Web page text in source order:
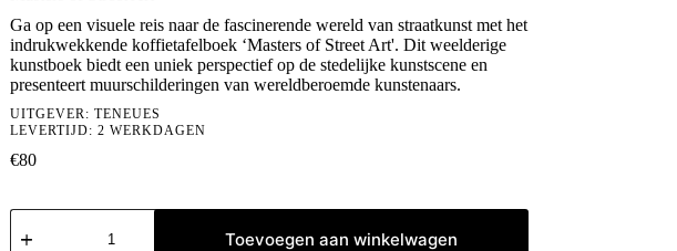
Ga op een visuele reis naar de fascinerende wereld van straatkunst met het
indrukwekkende koffietafelboek ‘Masters of Street Art'. Dit weelderige
kunstboek biedt een uniek perspectief op de stedelijke kunstscene en
presenteert muurschilderingen van wereldberoemde kunstenaars.
UITGEVER: TENEUES
LEVERTIJD: 2 WERKDAGEN
€80
Masters
of
Toevoegen aan winkelwagen